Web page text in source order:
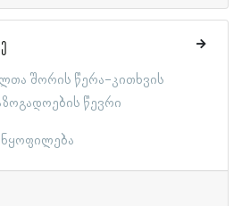
შორის წერა-კითხვის
წევრი